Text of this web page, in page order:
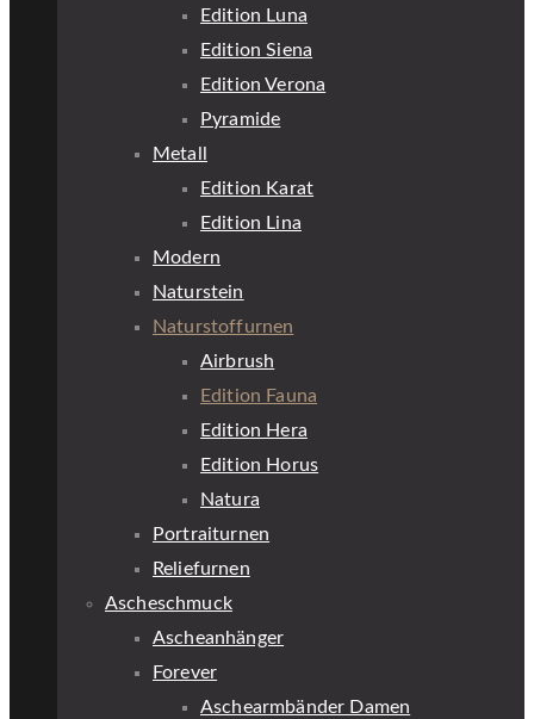
Edition Luna
Edition Siena
Edition Verona
Pyramide
Metall
Edition Karat
Edition Lina
Modern
Naturstein
Naturstoffurnen
Airbrush
Edition Fauna
Edition Hera
Edition Horus
Natura
Portraiturnen
Reliefurnen
Ascheschmuck
Ascheanhänger
Forever
Aschearmbänder Damen